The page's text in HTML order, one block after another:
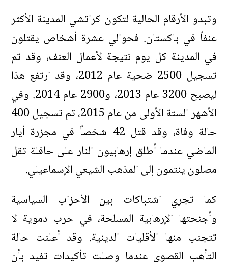
وتبدو الأرقام الحالية لتكون كراتشي المدينة الأكثر
عنفاً في باكستان. فحوالي عشرة أشخاص يقتلون
في المدينة كل يوم نتيجة لأعمال العنف، وقد تم
تسجيل 2500 ضحية عام 2012، وقد ارتفع هذا
ليصبح 3200 عام 2013، و2900 عام 2014. وفي
الأشهر الستة الأولى من عام 2015، تم تسجيل 400
حالة وفاة، وقد قتل 42 شخصاً في مجزرة أيار
الماضي عندما أطلق إرهابيون النار على حافلة تقل
مصلون ينتمون إلى المذهب الشيعي الإسماعيلي.
كما تجري اشتباكات بين الأحزاب السياسية
وأجنحتها الإرهابية المسلحة، في حرب دموية لا
تتجنب منها الأقليات الدينية. وقد أعلنت حالة
التأهب القصوى عندما وصلت تأكيدات تفيد بأن